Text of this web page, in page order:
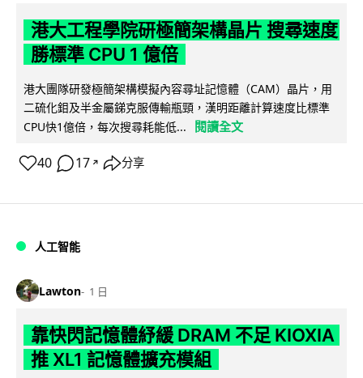
港大工程學院研極簡架構晶片 搜尋速度
勝標準 CPU 1 億倍
港大團隊研發極簡架構模擬內容尋址記憶體（CAM）晶片，用
二硫化鉬及半金屬銻克服傳輸瓶頸，漢明距離計算速度比標準
CPU快1億倍，每次搜尋耗能低...
閱讀全文
40 17 ↗ 分享
人工智能
Lawton 1 日
靠快閃記憶體紓緩 DRAM 不足 KIOXIA
推 XL1 記憶體擴充模組